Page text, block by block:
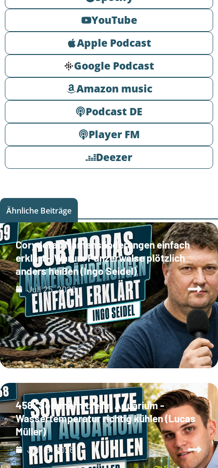
YouTube
Apple Podcast
Google Podcast
Amazon music
Podcast DE
Player FM
Deezer
Ähnliche Beiträge
Corydoras Namensänderungen einfach
erklärt - Warum Panzerwelse plötzlich
anders heißen (Ingo Seidel)
Juli 25, 2026
458: Sommerhitze im Aquarium -
Wassertemperatur richtig kühlen (Lucas
Müller)
Juli 18, 2026